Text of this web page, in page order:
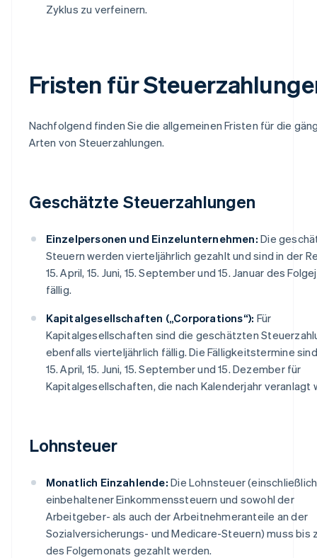
Zyklus zu verfeinern.
Fristen für
Nachfolgend finden Sie die allgemeinen Fristen für die
Arten von Steuerzahlungen.
Geschätzte Steuerzahlungen
Einzelpersonen und Einzelunternehmen: Die
Steuern werden vierteljährlich gezahlt und sind in der
15. April, 15. Juni, 15. September und 15. Januar des
fällig.
Kapitalgesellschaften („Corporations“): Für
Kapitalgesellschaften sind die geschätzten
ebenfalls vierteljährlich fällig. Die Fälligkeitstermine
15. April, 15. Juni, 15. September und 15. Dezember für
Kapitalgesellschaften, die nach Kalenderjahr veranlagt
Lohnsteuer
Monatlich Einzahlende: Die Lohnsteuer (einschließlich
einbehaltener Einkommenssteuern und sowohl der
Arbeitgeber- als auch der Arbeitnehmeranteile an der
Sozialversicherungs- und Medicare-Steuern) muss bis
des Folgemonats gezahlt werden.